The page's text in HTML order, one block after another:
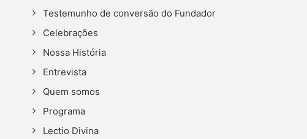
Testemunho de conversão do Fundador
Celebrações
Nossa História
Entrevista
Quem somos
Programa
Lectio Divina